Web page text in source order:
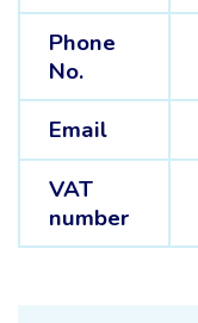
Phone
No.
Email
VAT
number